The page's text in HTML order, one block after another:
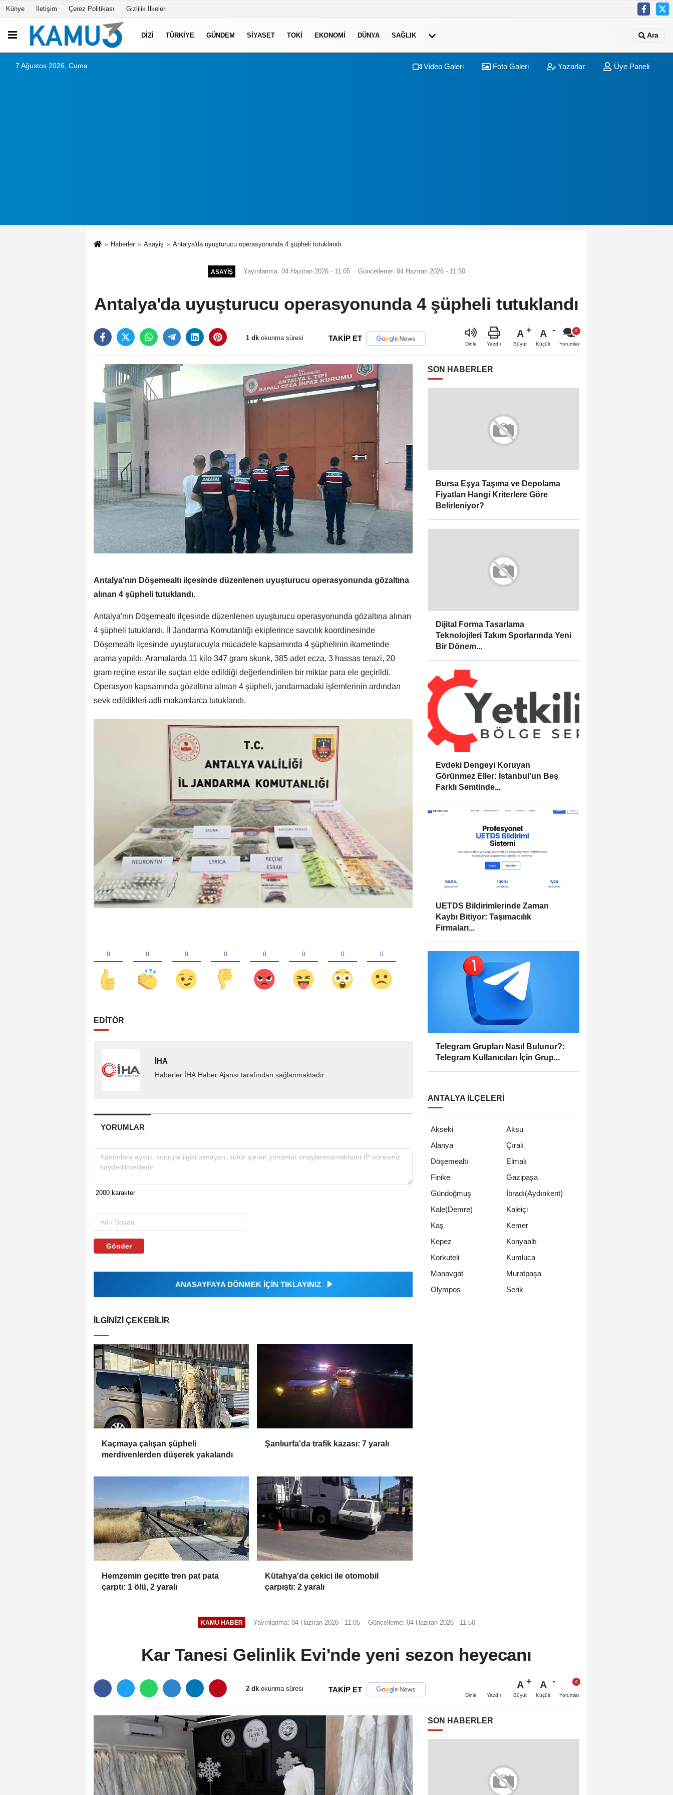
Künye İletişim Çerez Politikası Gizlilik İlkeleri
DIZI TÜRKIYE GÜNDEM SIYASET TOKI EKONOMI DÜNYA SAĞLIK Ara
7 Ağustos 2026, Cuma Video Galeri Foto Galeri Yazarlar Üye Paneli
Haberler Asayiş Antalya'da uyuşturucu operasyonunda 4 şüpheli tutuklandı
ASAYIŞ Yayınlanma: 04 Haziran 2026 - 11:05 Güncelleme: 04 Haziran 2026 - 11:50
Antalya'da uyuşturucu operasyonunda 4 şüpheli tutuklandı
1 dk okunma süresi TAKİP ET
Dinle Yazdır
A
Büyüt
A
Küçült Yorumlar
Antalya'nın Döşemealtı ilçesinde düzenlenen uyuşturucu operasyonunda gözaltına
alınan 4 şüpheli tutuklandı.
Antalya'nın Döşemealtı ilçesinde düzenlenen uyuşturucu operasyonunda gözaltına alınan
4 şüpheli tutuklandı. İl Jandarma Komutanlığı ekiplerince savcılık koordinesinde
Döşemealtı ilçesinde uyuşturucuyla mücadele kapsamında 4 şüphelinin ikametinde
arama yapıldı. Aramalarda 11 kilo 347 gram skunk, 385 adet ecza, 3 hassas terazi, 20
gram reçine esrar ile suçtan elde edildiği değerlendirilen bir miktar para ele geçirildi.
Operasyon kapsamında gözaltına alınan 4 şüpheli, jandarmadaki işlemlerinin ardından
sevk edildikleri adli makamlarca tutuklandı.
EDİTÖR
İHA
Haberler İHA Haber Ajansı tarafından sağlanmaktadır.
YORUMLAR
Gönder
ANASAYFAYA DÖNMEK İÇİN TIKLAYINIZ
İLGINIZI ÇEKEBILIR
Kaçmaya çalışan şüpheli
merdivenlerden düşerek yakalandı
Şanlıurfa'da trafik kazası: 7 yaralı
Hemzemin geçitte tren pat pata
çarptı: 1 ölü, 2 yaralı
Kütahya'da çekici ile otomobil
çarpıştı: 2 yaralı
SON HABERLER
Bursa Eşya Taşıma ve Depolama
Fiyatları Hangi Kriterlere Göre
Belirleniyor?
Dijital Forma Tasarlama
Teknolojileri Takım Sporlarında Yeni
Bir Dönem...
Evdeki Dengeyi Koruyan
Görünmez Eller: İstanbul'un Beş
Farklı Semtinde...
UETDS Bildirimlerinde Zaman
Kaybı Bitiyor: Taşımacılık
Firmaları...
Telegram Grupları Nasıl Bulunur?:
Telegram Kullanıcıları İçin Grup...
ANTALYA İLÇELERI
Akseki
Aksu
Alanya
Çıralı
Döşemealtı
Elmalı
Finike
Gazipaşa
Gündoğmuş
İbradı(Aydınkent)
Kale(Demre)
Kaleiçi
Kaş
Kemer
Kepez
Konyaaltı
Korkuteli
Kumluca
Manavgat
Muratpaşa
Olympos
Serik
KAMU HABER Yayınlanma: 04 Haziran 2026 - 11:05 Güncelleme: 04 Haziran 2026 - 11:50
Kar Tanesi Gelinlik Evi'nde yeni sezon heyecanı
2 dk okunma süresi TAKİP ET
Dinle Yazdır
A
Büyüt
A
Küçült Yorumlar
SON HABERLER